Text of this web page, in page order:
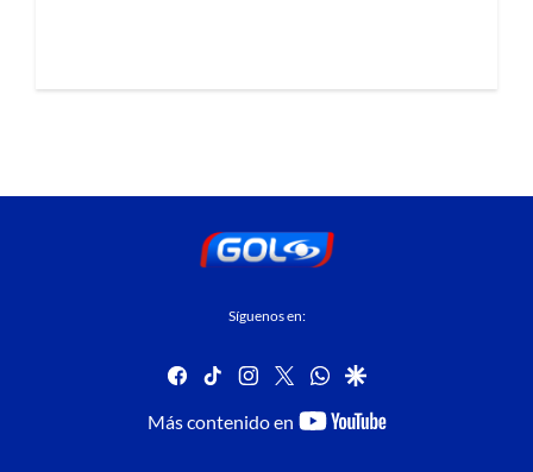
Síguenos en:
facebook
tiktok instagram
twitterwhatsapp
google
Más contenido en
youtube-